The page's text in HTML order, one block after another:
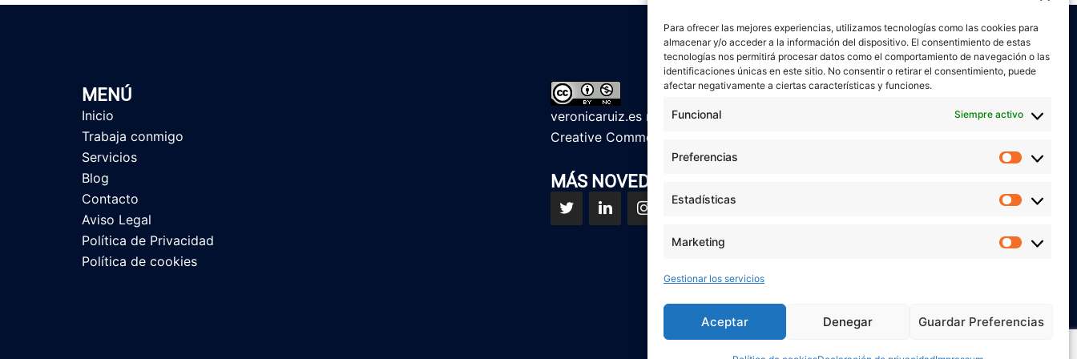
Para ofrecer las mejores experiencias, utilizamos tecnologías como las cookies para
almacenar y/o acceder a la información del dispositivo. El consentimiento de estas
tecnologías nos permitirá procesar datos como el comportamiento de navegación o las
identificaciones únicas en este sitio. No consentir o retirar el consentimiento, puede
afectar negativamente a ciertas características y funciones.
Funcional Siempre activo
Preferencias
Estadísticas
Marketing
Gestionar los servicios
Aceptar Denegar Guardar Preferencias
MENÚ
Inicio
Trabaja conmigo
Servicios
Blog
Contacto
Aviso Legal
Política de Privacidad
Política de cookies
veronicaruiz.es realizada por
licencia de
Creative Commons Reconocimiento-NoComercial 4.0 Internacional
MÁS NOVEDADES EN MIS REDES SOCIALES